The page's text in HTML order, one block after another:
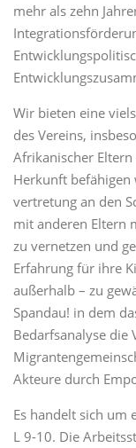
mehr als zehn
Wir bieten eine
des Vereins,
Afrikanischer Eltern
Herkunft
vertretung an den
mit anderen Eltern
zu vernetzen und
Erfahrung für ihre
außerhalb – zu
Spandau! in dem
Bedarfsanalyse die
Akteure durch
Es handelt sich um
L 9-10. Die